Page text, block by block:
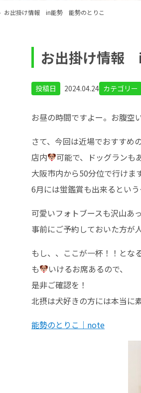
お出掛け情報 in能勢 能勢のとりこ
お出掛け情報
投稿日 2024.04.24 カテゴリー
お昼の時間ですよー。お腹空
さて、今回は近場でおすすめ
店内
可能で、ドッグランも
大阪市内から50分位で行けます
6月には蛍鑑賞も出来るとい
可愛いフォトブースも沢山あ
事前にご予約しておいた方が
もし、、ここが一杯！！と
も
いけるお席あるので、
是非ご確認を！
北摂は犬好きの方には本当に
能勢のとりこ｜note